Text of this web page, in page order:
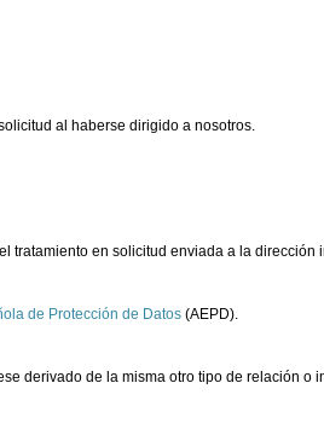
al haberse dirigido a nosotros.
tratamiento en solicitud enviada a la dirección
de Protección de Datos (AEPD).
derivado de la misma otro tipo de relación o